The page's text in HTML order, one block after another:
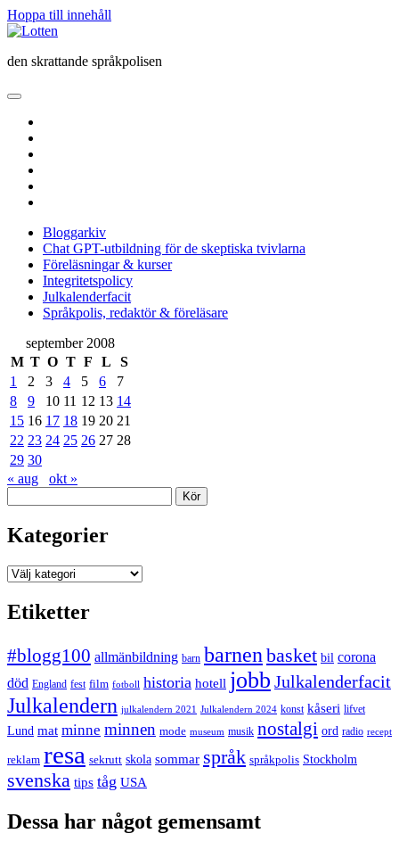
Hoppa till innehåll
Lotten
den skrattande språkpolisen
öppna
meny
Bloggarkiv
Chat GPT-utbildning för de skeptiska tvivlarna
Föreläsningar & kurser
Integritetspolicy
Julkalenderfacit
Språkpolis, redaktör & föreläsare
Sidopanel
september 2008
M T O T F L
S
1
2 3 4 5 6
7
8
9 10 11 12 13 14
15 16 17 18 19 20 21
22 23 24 25 26 27 28
29 30
« aug
okt »
Kategorier
Kategorier
Etiketter
#blogg100 allmänbildning barn barnen basket bil corona
död England fest film fotboll historia hotell jobb Julkalenderfacit
Julkalendern julkalendern 2021 Julkalendern 2024 konst kåseri lifvet
Lund mat minne minnen mode museum musik nostalgi ord radio recept
reklam resa sekrutt skola sommar språk språkpolis Stockholm
svenska tips tåg USA
Dessa har något gemensamt